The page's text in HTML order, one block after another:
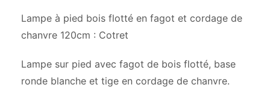
Lampe à pied bois flotté en fagot et cordage de
chanvre 120cm : Cotret
Lampe sur pied avec fagot de bois flotté, base
ronde blanche et tige en cordage de chanvre.